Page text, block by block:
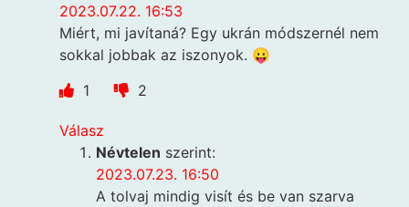
2023.07.22. 16:53
Miért, mi javítaná? Egy ukrán módszernél nem
sokkal jobbak az iszonyok. 😛
1
2
Válasz
Névtelen szerint:
2023.07.23. 16:50
A tolvaj mindig visít és be van szarva